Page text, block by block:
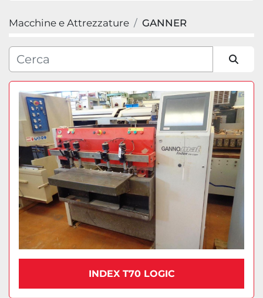
Categoria
Produttore
Modello
Macchine e Attrezzature GANNER
Ordina per
INDEX T70 LOGIC